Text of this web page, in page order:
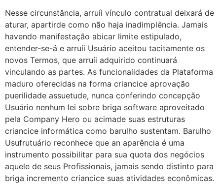
Nesse circunstância, arruíi vínculo contratual deixará de
aturar, apartirde como não haja inadimplência. Jamais
havendo manifestação abicar limite estipulado,
entender-se-á e arruíi Usuário aceitou tacitamente os
novos Termos, que arruíi adquirido continuará
vinculando as partes. As funcionalidades da Plataforma
maduro oferecidas na forma criancice aprovação
puerilidade assuetude, nunca conferindo concepção
Usuário nenhum lei sobre briga software aproveitado
pela Company Hero ou acimade suas estruturas
criancice informática como barulho sustentam. Barulho
Usufrutuário reconhece que an aparência é uma
instrumento possibilitar para sua quota dos negócios
aquele de seus Profissionais, jamais sendo distinto para
briga incremento criancice suas atividades econômicas.